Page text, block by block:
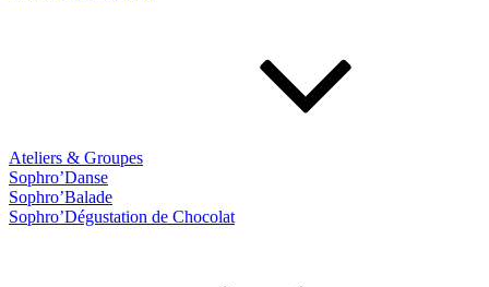
Ateliers & Groupes
Sophro’Danse
Sophro’Balade
Sophro’Dégustation de Chocolat